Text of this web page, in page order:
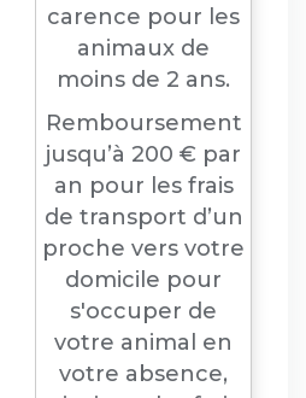
carence pour les
animaux de
moins de 2 ans.
Remboursement
jusqu’à 200 € par
an pour les frais
de transport d’un
proche vers votre
domicile pour
s'occuper de
votre animal en
votre absence,